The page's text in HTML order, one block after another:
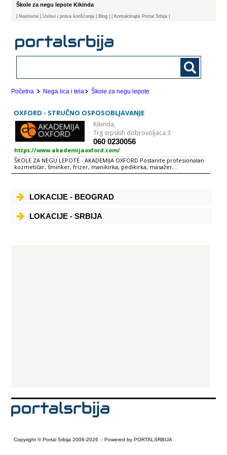
Škole za negu lepote Kikinda
Naslovna | Uslovi i prava korišćenja Blog | Kontaktirajte Portal Srbija |
Početna Nega lica i tela Škole za negu lepote
OXFORD - STRUČNO OSPOSOBLJAVANJE
Kikinda,
Trg srpskih dobrovoljaca 3
060 0230056
https://www.akademijaoxford.com/
ŠKOLE ZA NEGU LEPOTE - AKADEMIJA OXFORD Postanite profesionalan
kozmetičar, šminker, frizer, manikirka, pedikirka, masažer...
LOKACIJE - BEOGRAD
LOKACIJE - SRBIJA
Copyright © Portal Srbija 2006-2026 :: Powered by PORTALSRBIJA